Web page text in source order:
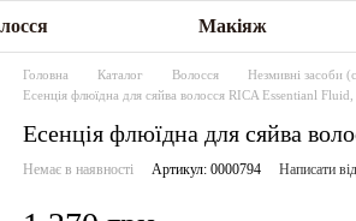
Макіяж
Головна Каталог Волосся Незмивні засоби
Есенція флюїдна для сяйва волосся RICA Essentianl
Есенція флюїдна для сяйва
Немає в наявності Артикул: 0000794 Написати